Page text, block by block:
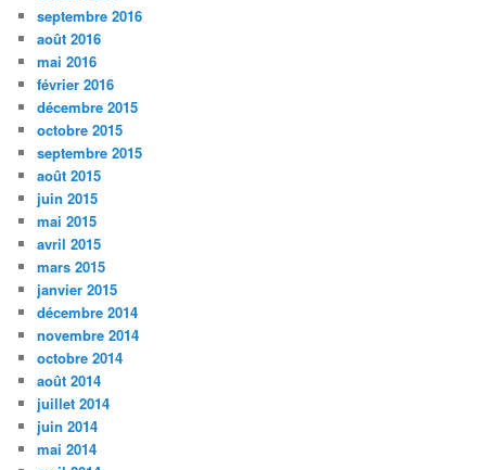
septembre 2016
août 2016
mai 2016
février 2016
décembre 2015
octobre 2015
septembre 2015
août 2015
juin 2015
mai 2015
avril 2015
mars 2015
janvier 2015
décembre 2014
novembre 2014
octobre 2014
août 2014
juillet 2014
juin 2014
mai 2014